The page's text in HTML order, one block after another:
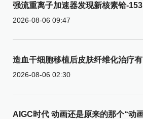
强流重离子加速器发现新核素铪-153
2026-08-06 09:47
造血干细胞移植后皮肤纤维化治疗
2026-08-06 02:30
AIGC时代 动画还是原来的那个“动